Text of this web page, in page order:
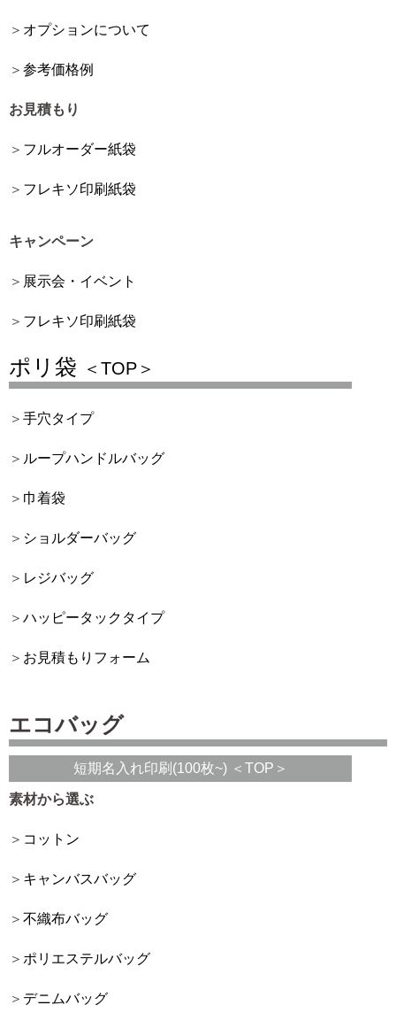
オプションについて
参考価格例
お見積もり
フルオーダー紙袋
フレキソ印刷紙袋
キャンペーン
展示会・イベント
フレキソ印刷紙袋
ポリ袋 ＜TOP＞
手穴タイプ
ループハンドルバッグ
巾着袋
ショルダーバッグ
レジバッグ
ハッピータックタイプ
お見積もりフォーム
エコバッグ
短期名入れ印刷(100枚~) ＜TOP＞
素材から選ぶ
コットン
キャンバスバッグ
不織布バッグ
ポリエステルバッグ
デニムバッグ